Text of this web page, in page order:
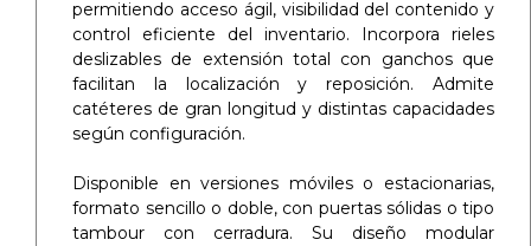
permitiendo acceso ágil, visibilidad del contenido y
control eficiente del inventario. Incorpora rieles
deslizables de extensión total con ganchos que
facilitan la localización y reposición. Admite
catéteres de gran longitud y distintas capacidades
según configuración.
Disponible en versiones móviles o estacionarias,
formato sencillo o doble, con puertas sólidas o tipo
tambour con cerradura. Su diseño modular